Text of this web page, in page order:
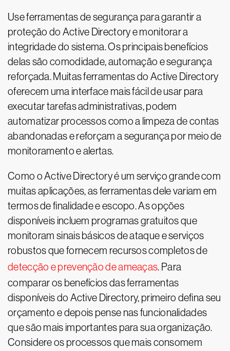
Use ferramentas de segurança para garantir a
proteção do Active Directory e monitorar a
integridade do sistema. Os principais benefícios
delas são comodidade, automação e segurança
reforçada. Muitas ferramentas do Active Directory
oferecem uma interface mais fácil de usar para
executar tarefas administrativas, podem
automatizar processos como a limpeza de contas
abandonadas e reforçam a segurança por meio de
monitoramento e alertas.
Como o Active Directory é um serviço grande com
muitas aplicações, as ferramentas dele variam em
termos de finalidade e escopo. As opções
disponíveis incluem programas gratuitos que
monitoram sinais básicos de ataque e serviços
robustos que fornecem recursos completos de
detecção e prevenção de ameaças. Para
comparar os benefícios das ferramentas
disponíveis do Active Directory, primeiro defina seu
orçamento e depois pense nas funcionalidades
que são mais importantes para sua organização.
Considere os processos que mais consomem